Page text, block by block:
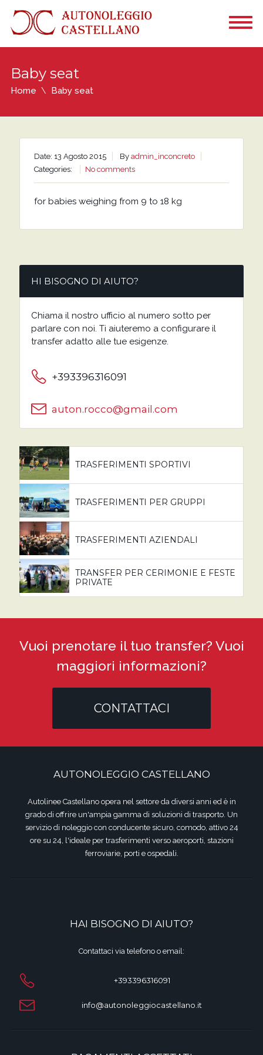
Baby seat
Home Baby seat
Date: 13 Agosto 2015 By admin_inconcreto
Categories:
No comments
for babies weighing from 9 to 18 kg
HI BISOGNO DI AIUTO?
Chiama il nostro ufficio al numero sotto per
parlare con noi. Ti aiuteremo a configurare il
transfer adatto alle tue esigenze.
+393396316091
auton.rocco@gmail.com
TRASFERIMENTI SPORTIVI
TRASFERIMENTI PER GRUPPI
TRASFERIMENTI AZIENDALI
TRANSFER PER CERIMONIE E FESTE
PRIVATE
Vuoi prenotare il tuo transfer? Vuoi
maggiori informazioni?
CONTATTACI
AUTONOLEGGIO CASTELLANO
Autolinee Castellano opera nel settore da diversi anni ed è in
grado di offrire un'ampia gamma di soluzioni di trasporto. Un
servizio di noleggio con conducente sicuro, comodo, attivo 24
ore su 24, l'ideale per trasferimenti verso aeroporti, stazioni
ferroviarie, porti e ospedali.
HAI BISOGNO DI AIUTO?
Contattaci via telefono o email:
+393396316091
info@autonoleggiocastellano.it